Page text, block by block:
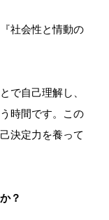
社会性と情動の
で自己理解し、
時間です。この
決定力を養って
？